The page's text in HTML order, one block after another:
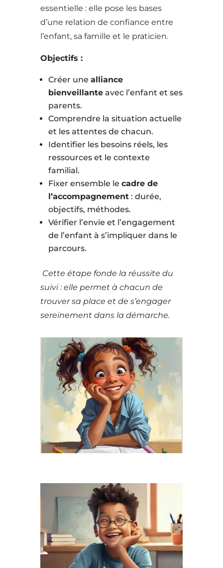
essentielle : elle pose les bases
d’une relation de confiance entre
l’enfant, sa famille et le praticien.
Objectifs :
Créer une alliance
bienveillante avec l’enfant et ses
parents.
Comprendre la situation actuelle
et les attentes de chacun.
Identifier les besoins réels, les
ressources et le contexte
familial.
Fixer ensemble le cadre de
l’accompagnement : durée,
objectifs, méthodes.
Vérifier l’envie et l’engagement
de l’enfant à s’impliquer dans le
parcours.
Cette étape fonde la réussite du
suivi : elle permet à chacun de
trouver sa place et de s’engager
sereinement dans la démarche.